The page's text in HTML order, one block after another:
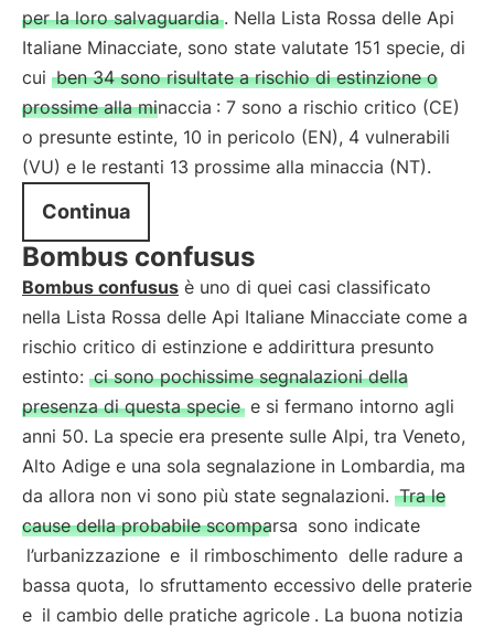
per la loro salvaguardia . Nella Lista Rossa delle Api
Italiane Minacciate, sono state valutate 151 specie, di
cui ben 34 sono risultate a rischio di estinzione o
prossime alla minaccia : 7 sono a rischio critico (CE)
o presunte estinte, 10 in pericolo (EN), 4 vulnerabili
(VU) e le restanti 13 prossime alla minaccia (NT).
Continua
Bombus confusus
Bombus confusus è uno di quei casi classificato
nella Lista Rossa delle Api Italiane Minacciate come a
rischio critico di estinzione e addirittura presunto
estinto: ci sono pochissime segnalazioni della
presenza di questa specie e si fermano intorno agli
anni 50. La specie era presente sulle Alpi, tra Veneto,
Alto Adige e una sola segnalazione in Lombardia, ma
da allora non vi sono più state segnalazioni. Tra le
cause della probabile scomparsa sono indicate
l’urbanizzazione e il rimboschimento delle radure a
bassa quota, lo sfruttamento eccessivo delle praterie
e il cambio delle pratiche agricole . La buona notizia